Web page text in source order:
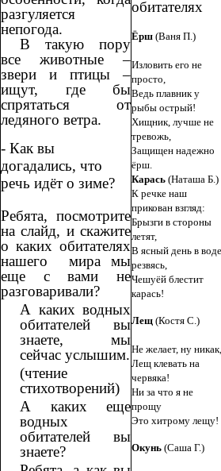
разгуляется
непогода.
В такую пору
все животные –
звери и птицы –
ищут, где бы
спрятаться от
ледяного ветра.
- Как вы
догадались, что
речь идёт о зиме?
Ребята, посмотрите
на слайд, и скажите
о каких обитателях
нашего мира мы
еще с вами не
разговаривали?
А каких водных
обитателей вы
знаете, мы
сейчас услышим.
(чтение
стихотворений)
А каких еще
водных
обитателей вы
знаете?
обитателях
Ёрш (Ваня П.)
Изловить его не
просто,
Ведь плавник у
рыбы острый!
Хищник, лучше не
тревожь,
Защищен надежно
ёрш.
Карась (Наташа Б.)
К речке наш
прикован взгляд:
Брызги в стороны
летят,
В ясный день в воде
резвясь,
Чешуёй блестит
карась!
Лещ (Костя С.)
Не желает, ну никак,
Лещ клевать на
червяка!
Ни за что я не
прощу
Это хитрому лещу!
Окунь (Саша Г.)